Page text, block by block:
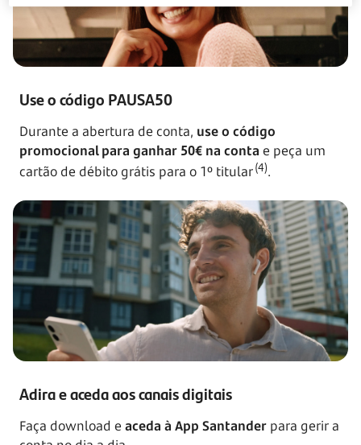
Use o código PAUSA50
Durante a abertura de conta, use o código
promocional para ganhar 50€ na conta e peça um
cartão de débito grátis para o 1º titular(4).
Adira e aceda aos canais digitais
Faça download e aceda à App Santander para gerir a